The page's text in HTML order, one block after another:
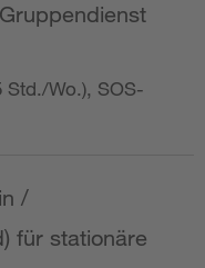
Std./Wo.), SOS-
/
für stationäre